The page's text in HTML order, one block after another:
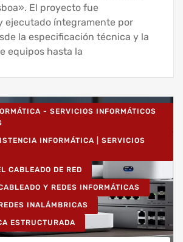
El proyecto fue
ejecutado íntegramente por
la especificación técnica y la
equipos hasta la
- SERVICIOS INFORMÁTICOS
INFORMÁTICA | SERVICIOS
CABLEADO DE RED
Y REDES INFORMÁTICAS
INALÁMBRICAS
ESTRUCTURADA